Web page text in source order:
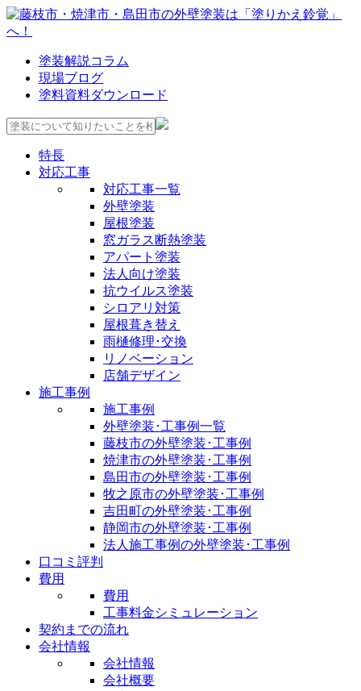
塗装解説コラム
現場ブログ
塗料資料ダウンロード
特長
対応工事
対応工事一覧
外壁塗装
屋根塗装
窓ガラス断熱塗装
アパート塗装
法人向け塗装
抗ウイルス塗装
シロアリ対策
屋根葺き替え
雨樋修理･交換
リノベーション
店舗デザイン
施工事例
施工事例
外壁塗装･工事例一覧
藤枝市の外壁塗装･工事例
焼津市の外壁塗装･工事例
島田市の外壁塗装･工事例
牧之原市の外壁塗装･工事例
吉田町の外壁塗装･工事例
静岡市の外壁塗装･工事例
法人施工事例の外壁塗装･工事例
口コミ評判
費用
費用
工事料金シミュレーション
契約までの流れ
会社情報
会社情報
会社概要